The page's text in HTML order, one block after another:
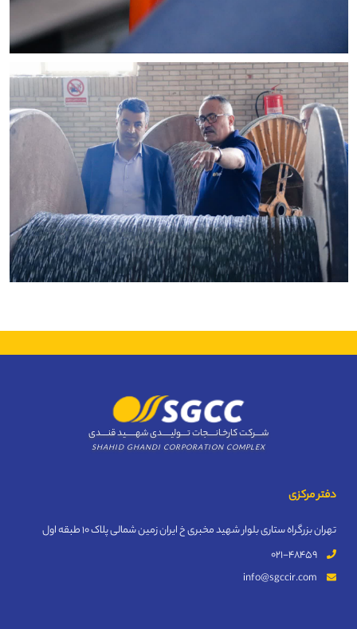
شــــرکت کارخـانــــجات تــــولیـــــدی شهــــــید قنــــدی
SHAHID GHANDI CORPORATION COMPLEX
دفتر مرکزی
تهران بزرگراه ستاری بلوار شهید مخبری خ ایران زمین شمالی پلاک 10 طبقه اول